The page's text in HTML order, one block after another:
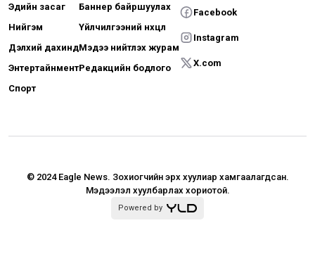
Эдийн засаг
Нийгэм
Дэлхий дахинд
Энтертайнмент
Спорт
Баннер байршуулах
Үйлчилгээний нөхцөл
Мэдээ нийтлэх журам
Редакцийн бодлого
Facebook
Instagram
X.com
© 2024 Eagle News. Зохиогчийн эрх хуулиар хамгаалагдсан.
Мэдээлэл хуулбарлах хориотой.
Powered by